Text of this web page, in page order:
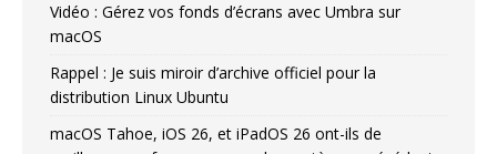
Vidéo : Gérez vos fonds d’écrans avec Umbra sur
macOS
Rappel : Je suis miroir d’archive officiel pour la
distribution Linux Ubuntu
macOS Tahoe, iOS 26, et iPadOS 26 ont-ils de